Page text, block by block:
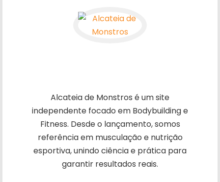
Alcateia de Monstros é um site
independente focado em Bodybuilding e
Fitness. Desde o lançamento, somos
referência em musculação e nutrição
esportiva, unindo ciência e prática para
garantir resultados reais.